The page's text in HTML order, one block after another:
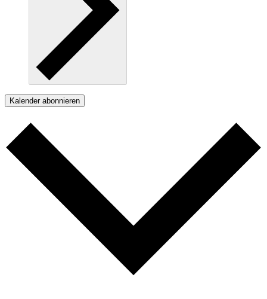
Kalender abonnieren